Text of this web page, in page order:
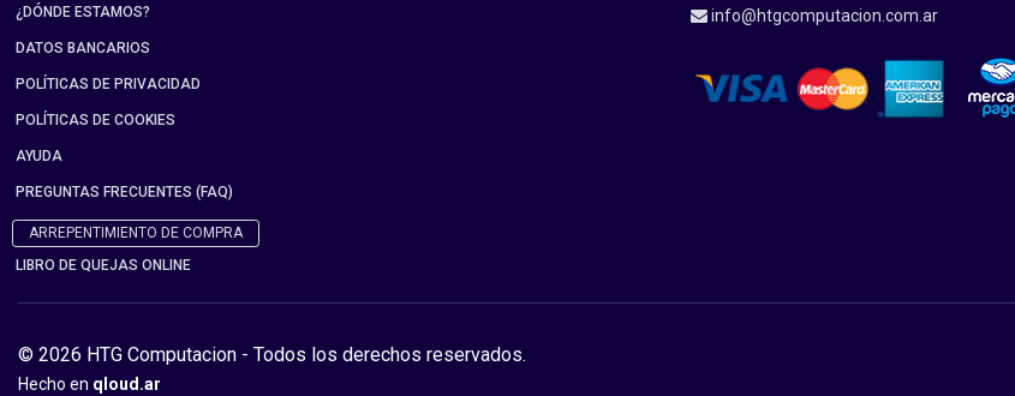
¿DÓNDE ESTAMOS?
DATOS BANCARIOS
POLÍTICAS DE PRIVACIDAD
POLÍTICAS DE COOKIES
AYUDA
PREGUNTAS FRECUENTES (FAQ)
ARREPENTIMIENTO DE COMPRA
LIBRO DE QUEJAS ONLINE
info@htgcomputacion.com.ar
© 2026 HTG Computacion - Todos los derechos reservados.
Hecho en qloud.ar